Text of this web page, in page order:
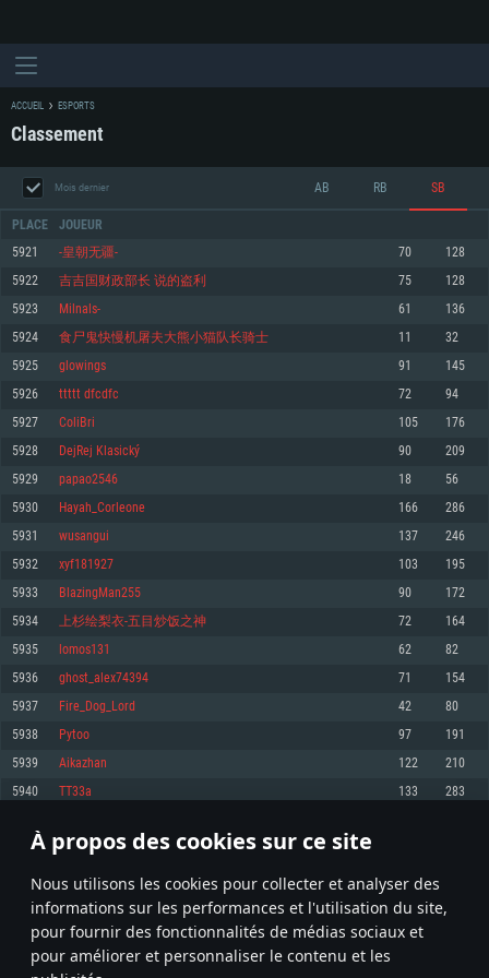
À propos des cookies sur ce site
Nous utilisons les cookies pour collecter et analyser des
informations sur les performances et l'utilisation du site,
pour fournir des fonctionnalités de médias sociaux et
pour améliorer et personnaliser le contenu et les
CONFIGURATION SYSTÈME REQUISE
Minimum
OS: Windows 10 (64 bit)
Processeur: Dual-Core 2.2 GHz
Mémoire: 4 GB
Carte graphique supportant DirectX 11: AMD Radeon 77XX / NVIDIA
GeForce GTX 660. La résolution minimale supportée par le jeu est de 720p
Connection: Connexion Internet à haut débit
Disque dur: 23.1 Go (client minimal)
Recommandée
1060 et plus, Radeon RX 570 et plus.
Disque dur: 75.9 Go (client complet)
Minimum
OS: Mac OS Big Sur 11.0 ou plus récent
Processeur: Core i5, minimum 2.2GHz (Les processeurs Intel Xeon ne sont
pas supportés)
Mémoire: 6 GB
Carte graphique: Intel Iris Pro 5200 (Mac), ou analogue AMD/Nvidia. La
résolution minimale supportée par le jeu est de 720p.
Connection: Connexion Internet à haut débit
Disque dur: 62,2 Go (client minimal)
Recommandée
OS: Mac OS Big Sur 11.0 ou plus récent
Processeur: Core i7 (Les processeurs Intel Xeon ne sont pas supportés)
Mémoire: 8 GB
Carte graphique: Radeon Vega II ou plus avec support de Metal
Disque dur: 62,2 Go (client complet)
Minimum
OS: Les configurations Linux 64 bits les plus modernes
Processeur: Dual-Core 2.4 GHz
Mémoire: 4 GB
Carte graphique: NVIDIA 660 avec les derniers drivers (moins de 6 mois) /
de même pour AMD (La résolution minimale supportée par le jeu est de
720p)
Connection: Connexion Internet à haut débit
Disque dur: 62,2 Go (client minimal)
Recommandée
OS: Ubuntu 20.04 64bit
Processeur: Intel Core i7
Mémoire: 8 GB
Carte graphique: NVIDIA 1060 avec les derniers drivers (moins de 6 mois) /
6 mois et supportant Vulkan
Connection: Connexion Internet à haut débit
Disque dur: 60,2 Go (client complet)
ACCUEIL ESPORTS
Classement
Mois dernier AB RB SB
PLACE JOUEUR
5921 -皇朝无疆- 70 128
5922 吉吉国财政部长 说的盗利 75 128
5923 Milnals- 61 136
5924 食尸鬼快慢机屠夫大熊小猫队长骑士 11 32
5925 glowings 91 145
5926 ttttt dfcdfc 72 94
5927 ColiBri 105 176
5928 DejRej Klasický 90 209
5929 papao2546 18 56
5930 Hayah_Corleone 166 286
5931 wusangui 137 246
5932 xyf181927 103 195
5933 BlazingMan255 90 172
5934 上杉绘梨衣-五目炒饭之神 72 164
5935 lomos131 62 82
5936 ghost_alex74394 71 154
5937 Fire_Dog_Lord 42 80
5938 Pytoo 97 191
5939 Aikazhan 122 210
5940 TT33a 133 283
* Classement mis à jour quotidiennement
296 297 298 397